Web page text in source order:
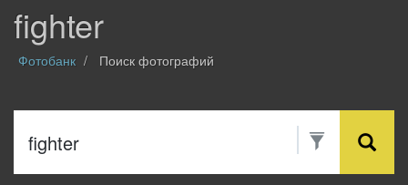
fighter
Фотобанк Поиск фотографий